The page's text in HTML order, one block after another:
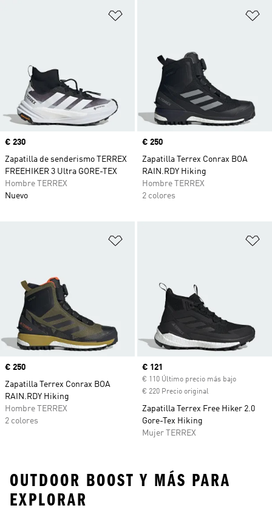
Precio
€ 230
Zapatilla de senderismo TERREX
FREEHIKER 3 Ultra GORE-TEX
Hombre TERREX
Nuevo
Precio
€ 250
Zapatilla Terrex Conrax BOA
RAIN.RDY Hiking
Hombre TERREX
2 colores
Precio
€ 250
Zapatilla Terrex Conrax BOA
RAIN.RDY Hiking
Hombre TERREX
2 colores
Precio actual
€ 121
€ 110 Último precio más bajo
€ 220 Precio original
Zapatilla Terrex Free Hiker 2.0
Gore-Tex Hiking
Mujer TERREX
OUTDOOR BOOST Y MÁS PARA
EXPLORAR